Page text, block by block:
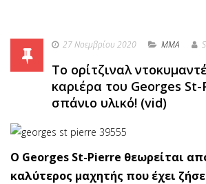
27 Νοεμβρίου 2020 MMA
Το ορίτζιναλ
καριέρα του Georges
σπάνιο υλικό! (vid)
O Georges St-Pierre θεωρείται
καλύτερος μαχητής που έχει